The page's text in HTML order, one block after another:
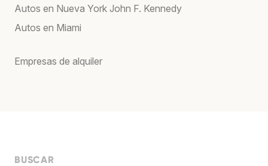
Autos en Nueva York John F. Kennedy
Autos en Miami
Empresas de alquiler
BUSCAR